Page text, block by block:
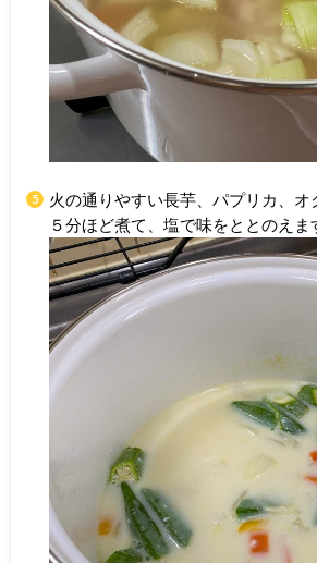
火の通りやすい長芋、パプリカ、オ
５分ほど煮て、塩で味をととのえま